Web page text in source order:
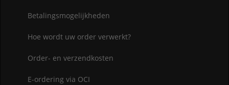
Betalingsmogelijkheden
Hoe wordt uw order verwerkt?
Order- en verzendkosten
E-ordering via OCI